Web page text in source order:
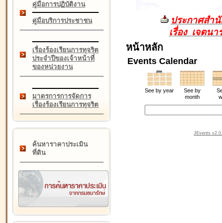
คู่มือการปฏิบัติงาน
คู่มือบริการประชาชน
เรื่องร้องเรียนการทุจริต
ประจำปีของเจ้าหน้าที่
ของหน่วยงาน
มาตรการการจัดการ
เรื่องร้องเรียนการทุจริต
ค้นหาราคาประเมิน
ที่ดิน
ประกาศสำ
เรื่อง เจตน
หน้าหลัก
Events Calendar
See by year
See by
month
JEvents